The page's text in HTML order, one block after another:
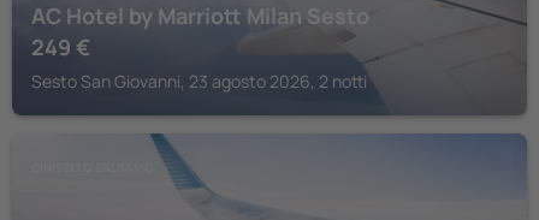
AC Hotel by Marriott Milan Sesto
249 €
Sesto San Giovanni, 23 agosto 2026, 2 notti